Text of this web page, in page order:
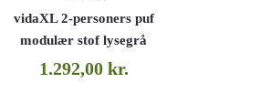
vidaXL 2-personers puf
modulær stof lysegrå
1.292,00 kr.